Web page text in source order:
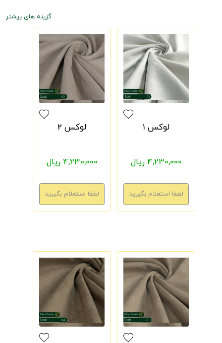
گزینه های بیشتر
لوکس 1
4,230,000 ریال
لوکس 2
4,230,000 ریال